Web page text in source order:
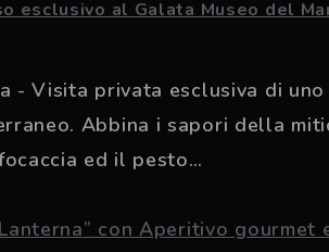
esclusivo al Galata Museo del
- Visita privata esclusiva di
Abbina i sapori della
ed il pesto…